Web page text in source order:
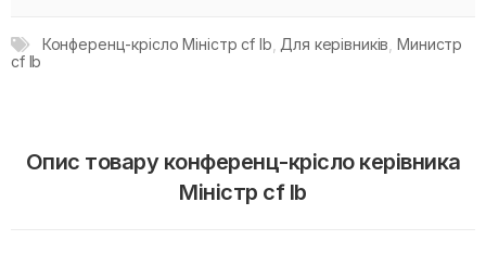
Конференц-крісло Міністр cf lb Для керівників ,Министр
cf lb
Опис товару конференц-крісло керівника
Міністр cf lb